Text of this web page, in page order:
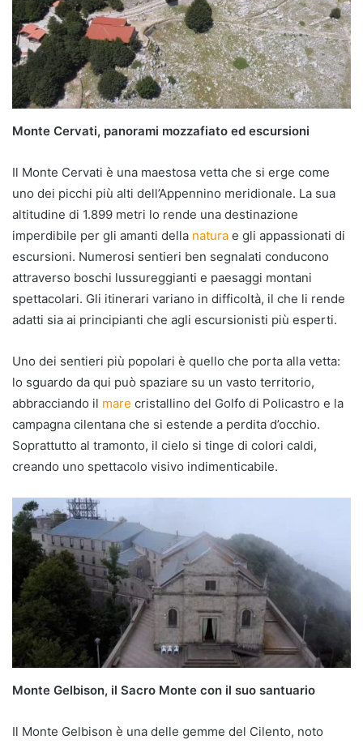
Monte Cervati, panorami mozzafiato ed escursioni
Il Monte Cervati è una maestosa vetta che si erge come
uno dei picchi più alti dell’Appennino meridionale. La sua
altitudine di 1.899 metri lo rende una destinazione
imperdibile per gli amanti della natura e gli appassionati di
escursioni. Numerosi sentieri ben segnalati conducono
attraverso boschi lussureggianti e paesaggi montani
spettacolari. Gli itinerari variano in difficoltà, il che li rende
adatti sia ai principianti che agli escursionisti più esperti.
Uno dei sentieri più popolari è quello che porta alla vetta:
lo sguardo da qui può spaziare su un vasto territorio,
abbracciando il mare cristallino del Golfo di Policastro e la
campagna cilentana che si estende a perdita d’occhio.
Soprattutto al tramonto, il cielo si tinge di colori caldi,
creando uno spettacolo visivo indimenticabile.
Monte Gelbison, il Sacro Monte con il suo santuario
Il Monte Gelbison è una delle gemme del Cilento, noto